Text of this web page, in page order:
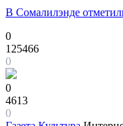
В Сомалилэнде
0
125466
0
0
4613
0